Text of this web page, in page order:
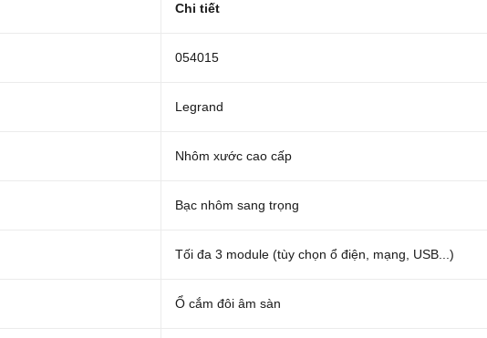
Chi tiết
054015
Legrand
Nhôm xước cao cấp
Bạc nhôm sang trọng
Tối đa 3 module (tùy chọn ổ điện, mạng, USB...)
Ổ cắm đôi âm sàn